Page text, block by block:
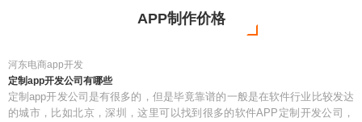
APP制作价格
河东电商app开发
定制app开发公司有哪些
定制app开发公司是有很多的，但是毕竟靠谱的一般是在软件行业比较发达
的城市，比如北京，深圳，这里可以找到很多的软件APP定制开发公司，